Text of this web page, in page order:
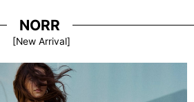
NORR
[New Arrival]